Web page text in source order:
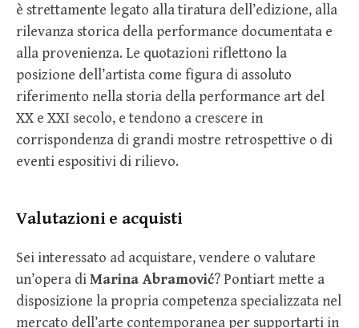
è strettamente legato alla tiratura dell’edizione, alla
rilevanza storica della performance documentata e
alla provenienza. Le quotazioni riflettono la
posizione dell’artista come figura di assoluto
riferimento nella storia della performance art del
XX e XXI secolo, e tendono a crescere in
corrispondenza di grandi mostre retrospettive o di
eventi espositivi di rilievo.
Valutazioni e acquisti
Sei interessato ad acquistare, vendere o valutare
un’opera diMarina Abramović? Pontiart mette a
disposizione la propria competenza specializzata nel
mercato dell’arte contemporanea per supportarti in